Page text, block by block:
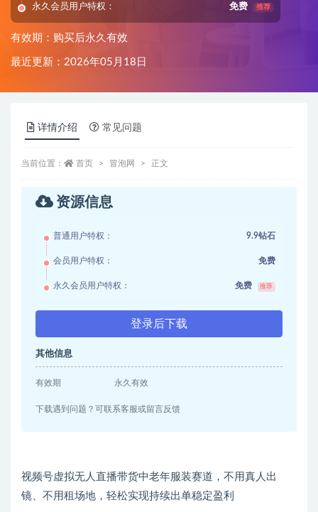
永久会员用户特权： 免费 推荐
有效期：购买后永久有效
最近更新：2026年05月18日
详情介绍 常见问题
当前位置： 首页 冒泡网 正文
资源信息
普通用户特权： 9.9钻石
会员用户特权： 免费
永久会员用户特权： 免费 推荐
登录后下载
其他信息
有效期 永久有效
下载遇到问题？可联系客服或留言反馈
视频号虚拟无人直播带货中老年服装赛道，不用真人出
镜、不用租场地，轻松实现持续出单稳定盈利